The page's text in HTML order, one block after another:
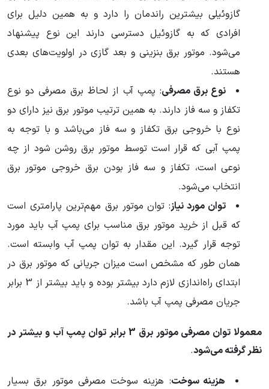
گازوئیلی بیشترین راندمان را دارد و به همین دلیل برای
افرادی که به گازوئیل دسترسی دارند این نوع پیشنهاد
می‌شود. موتور برق بنزینی و بعد گازی در اولویت‌های بعدی
هستند.
نوع برق مصرفی: پمپ آب از لحاظ برق مصرفی دو نوع
تکفاز و سه فاز دارند. به همین ترتیب موتور برق نیز دارای دو
نوع با خروجی برق تکفاز و سه فاز می‌باشد و با توجه به
پمپ آبی که قرار است توسط موتور برق روشن شود از چه
نوعی است، تکفاز و سه فاز بودن برق خروجی موتور برق
انتخاب می‌شود.
توان مورد نیاز: توان موتور برق مهم‌ترین پارامتری است
که قبل از خرید موتور برق مناسب برای پمپ آب باید مورد
توجه قرار گیرد. این مقدار به توان پمپ آب وابسته است.
همان طور که مشخص است میزان جریانی که موتور برق در
ابتدای راه‌اندازی لازم دارد بیشتر بوده و باید بیشتر از 3 برابر
جریان مصرفی پمپ آب باشد.
معمولا توان مصرفی موتور برق 3 برابر توان پمپ آب و بیشتر در
نظر گرفته می‌شود.
هزینه سوخت: هزینه سوخت مصرفی موتور برق بسیار